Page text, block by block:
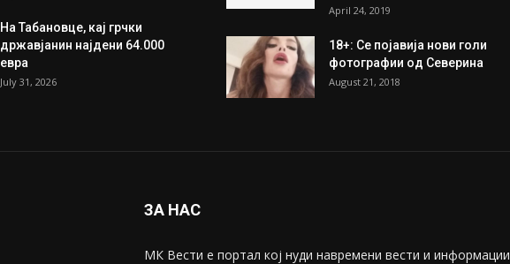
На Табановце, кај грчки
државјанин најдени 64.000
евра
July 31, 2026
April 24, 2019
18+: Се појавија нови голи
фотографии од Северина
August 21, 2018
ЗА НАС
МК Вести е портал коj нуди навремени вести и информации